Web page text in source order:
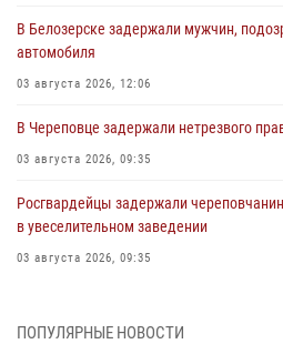
В Белозерске задержали мужчин,
автомобиля
03 августа 2026, 12:06
В Череповце задержали нетрезвого
03 августа 2026, 09:35
Росгвардейцы задержали
в увеселительном заведении
03 августа 2026, 09:35
товаров из магазина
ПОПУЛЯРНЫЕ НОВОСТИ